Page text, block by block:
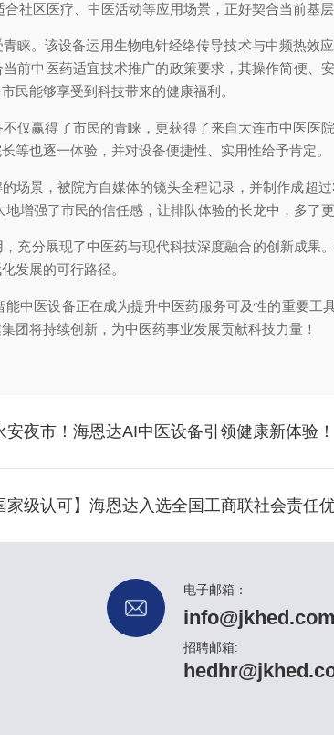
社区医疗、中医活动等应用场景，正好契合当前基
睐。该设备运用生物电针经络传导技术与中频热
前中医药适宜技术推广的政策要求，其操作简便
民能够享受到科技带来的健康福利。
仅赢得了市民的青睐，更获得了来自大连市中医
等也逐一体验，并对设备便捷性、实用性给予肯定。
场景，被院方自媒体的镜头全程记录，并制作成超
增强了市民的信任感，让排队体验的长龙中，多了
充分展现了中医药与现代科技深度融合的创新成果
发展的可行路径。
中医设备正在成为提升中医药服务可及性的重要
团将持续创新，为中医药事业发展贡献科技力量！
安夜市！海恩达AI中医设备引领健康新体验！
家级认可】海恩达入选全国工商联社会责任
电子邮箱：
info@jkhed.com
招聘邮箱: